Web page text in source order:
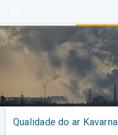
Qualidade do ar Kavarna